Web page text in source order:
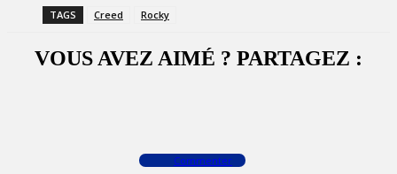
TAGS Creed Rocky
VOUS AVEZ AIMÉ ? PARTAGEZ :
Commenter